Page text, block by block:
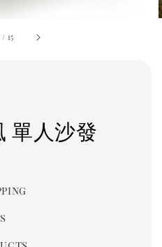
/ 15
單人沙發